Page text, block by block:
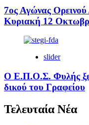
7ος Αγώνας
Κυριακή 12
slider
Ο Ε.Π.Ο.Σ. Φυλής
δικού του Γραφείου
Τελευταία Νέα